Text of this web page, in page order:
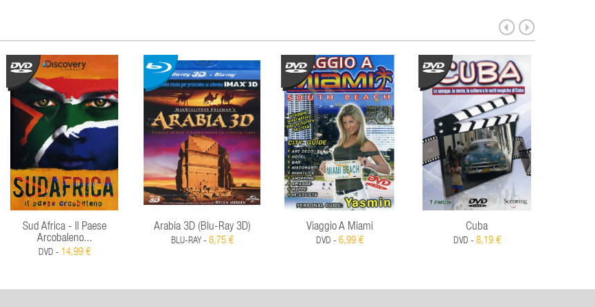
Sud Africa - Il Paese
Arcobaleno...
DVD - 14,99 €
Arabia 3D (Blu-Ray 3D)
BLU-RAY - 8,75 €
Viaggio A Miami
DVD - 6,99 €
Cuba
DVD - 8,19 €